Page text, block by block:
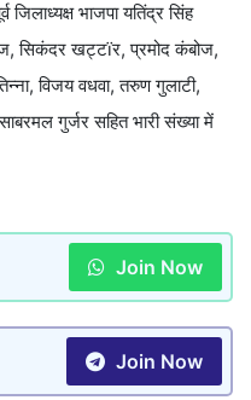
जिलाध्यक्ष भाजपा यतिंद्र सिंह
सिकंदर खट्टïर, प्रमोद कंबोज,
विजय वधवा, तरुण गुलाटी,
गुर्जर सहित भारी संख्या में
Join Now
Join Now